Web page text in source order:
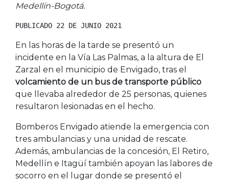
Medellín-Bogotá.
PUBLICADO 22 DE JUNIO 2021
En las horas de la tarde se presentó un
incidente en la Vía Las Palmas, a la altura de El
Zarzal en el municipio de Envigado, tras el
volcamiento de un bus de transporte público
que llevaba alrededor de 25 personas, quienes
resultaron lesionadas en el hecho.
Bomberos Envigado atiende la emergencia con
tres ambulancias y una unidad de rescate.
Además, ambulancias de la concesión, El Retiro,
Medellín e Itagüí también apoyan las labores de
socorro en el lugar donde se presentó el